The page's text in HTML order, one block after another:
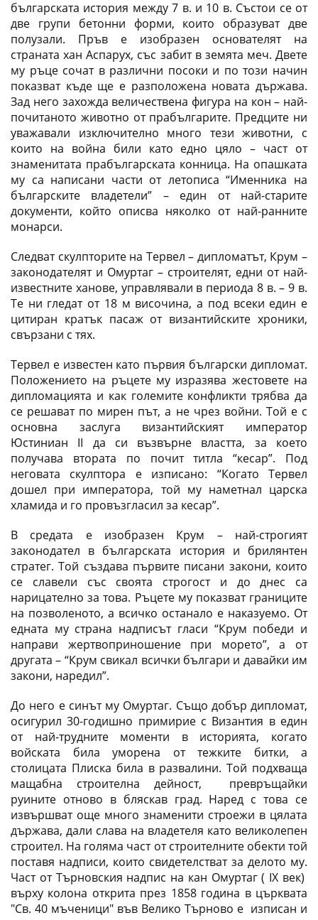
българската история между 7 в. и 10 в. Състои се от
две групи бетонни форми, които образуват две
полузали. Пръв е изобразен основателят на
страната хан Аспарух, със забит в земята меч. Двете
му ръце сочат в различни посоки и по този начин
показват къде ще е разположена новата държава.
Зад него захожда величествена фигура на кон – най-
почитаното животно от прабългарите. Предците ни
уважавали изключително много тези животни, с
които на война били като едно цяло – част от
знаменитата прабългарската конница. На опашката
му са написани части от летописа “Именника на
българските владетели” – един от най-старите
документи, който описва няколко от най-ранните
монарси.
Следват скулпторите на Тервел – дипломатът, Крум –
законодателят и Омуртаг – строителят, едни от най-
известните ханове, управлявали в периода 8 в. – 9 в.
Те ни гледат от 18 м височина, а под всеки един е
цитиран кратък пасаж от византийските хроники,
свързани с тях.
Тервел е известен като първия български дипломат.
Положението на ръцете му изразява жестовете на
дипломацията и как големите конфликти трябва да
се решават по мирен път, а не чрез войни. Той е с
основна заслуга византийският император
Юстиниан II да си възвърне властта, за което
получава втората по почит титла “кесар”. Под
неговата скулптора е изписано: “Когато Тервел
дошел при императора, той му наметнал царска
хламида и го провъзгласил за кесар”.
В средата е изобразен Крум – най-строгият
законодател в българската история и брилянтен
стратег. Той създава първите писани закони, които
се славели със своята строгост и до днес са
нарицателно за това. Ръцете му показват границите
на позволеното, а всичко останало е наказуемо. От
едната му страна надписът гласи “Крум победи и
направи жертвоприношение при морето”, а от
другата – “Крум свикал всички българи и давайки им
закони, наредил”.
До него е синът му Омуртаг. Също добър дипломат,
осигурил 30-годишно примирие с Византия в един
от най-трудните моменти в историята, когато
войската била уморена от тежките битки, а
столицата Плиска била в развалини. Той подхваща
мащабна строителна дейност, превръщайки
руините отново в бляскав град. Наред с това се
извършват още много знаменити строежи в цялата
държава, дали слава на владетеля като великолепен
строител. На голяма част от строителните обекти той
поставя надписи, които свидетелстват за делото му.
Част от Търновския надпис на кан Омуртаг ( IX век)
върху колона открита през 1858 година в църквата
"Св. 40 мъченици" във Велико Търново е изписан и